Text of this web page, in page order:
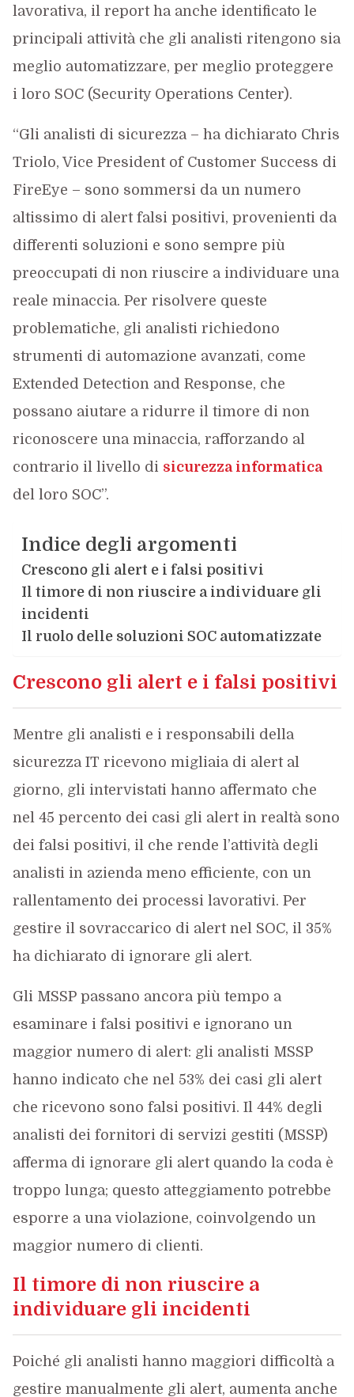
lavorativa, il report ha anche identificato le
principali attività che gli analisti ritengono sia
meglio automatizzare, per meglio proteggere
i loro SOC (Security Operations Center).
“Gli analisti di sicurezza – ha dichiarato Chris
Triolo, Vice President of Customer Success di
FireEye – sono sommersi da un numero
altissimo di alert falsi positivi, provenienti da
differenti soluzioni e sono sempre più
preoccupati di non riuscire a individuare una
reale minaccia. Per risolvere queste
problematiche, gli analisti richiedono
strumenti di automazione avanzati, come
Extended Detection and Response, che
possano aiutare a ridurre il timore di non
riconoscere una minaccia, rafforzando al
contrario il livello di sicurezza informatica
del loro SOC”.
Indice degli argomenti
Crescono gli alert e i falsi positivi
Il timore di non riuscire a individuare gli
incidenti
Il ruolo delle soluzioni SOC automatizzate
Crescono gli alert e i falsi positivi
Mentre gli analisti e i responsabili della
sicurezza IT ricevono migliaia di alert al
giorno, gli intervistati hanno affermato che
nel 45 percento dei casi gli alert in realtà sono
dei falsi positivi, il che rende l’attività degli
analisti in azienda meno efficiente, con un
rallentamento dei processi lavorativi. Per
gestire il sovraccarico di alert nel SOC, il 35%
ha dichiarato di ignorare gli alert.
Gli MSSP passano ancora più tempo a
esaminare i falsi positivi e ignorano un
maggior numero di alert: gli analisti MSSP
hanno indicato che nel 53% dei casi gli alert
che ricevono sono falsi positivi. Il 44% degli
analisti dei fornitori di servizi gestiti (MSSP)
afferma di ignorare gli alert quando la coda è
troppo lunga; questo atteggiamento potrebbe
esporre a una violazione, coinvolgendo un
maggior numero di clienti.
Il timore di non riuscire a
individuare gli incidenti
Poiché gli analisti hanno maggiori difficoltà a
gestire manualmente gli alert, aumenta anche